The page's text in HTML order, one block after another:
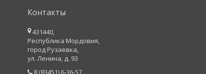
Контакты
431440,
Республика Мордовия,
город Рузаевка,
ул. Ленина, д. 93
8 (83451) 6-36-57